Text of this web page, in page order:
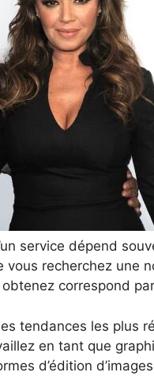
service dépend
vous recherchez une
correspond
tendances les plus
en tant que
d’édition